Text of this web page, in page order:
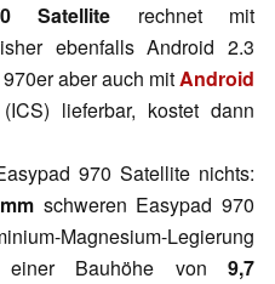
Satellite rechnet mit
ebenfalls Android 2.3
aber auch mitAndroid
(ICS) lieferbar, kostet dann
970 Satellite nichts:
schweren Easypad 970
Magnesium-Legierung
Bauhöhe von 9,7